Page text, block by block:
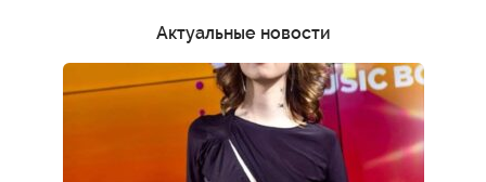
Актуальные новости